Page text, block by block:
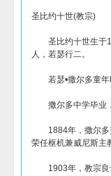
圣比约十世(教宗)
圣比约十世生于
人，若瑟行二。
若瑟•撒尔多童年
撒尔多中学毕业，
1884年，撒尔多升
荣任枢机兼威尼斯主
1903年，教宗良